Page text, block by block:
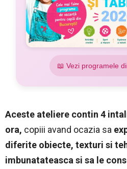
📖 Vezi programele
Aceste ateliere contin 4
ora, copiii avand ocazia sa
diferite obiecte, texturi si
imbunatateasca si sa le